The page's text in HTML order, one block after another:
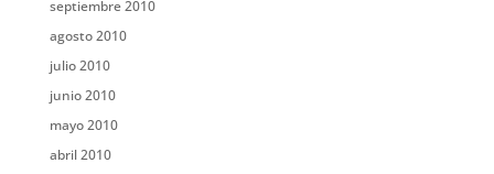
septiembre 2010
agosto 2010
julio 2010
junio 2010
mayo 2010
abril 2010